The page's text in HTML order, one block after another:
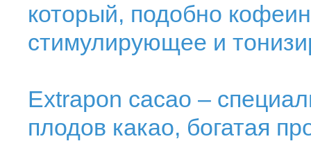
который, подобно
стимулирующее и
Extrapon cacao –
плодов какао, богатая